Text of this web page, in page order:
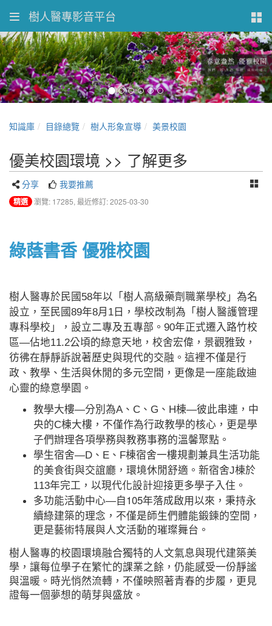
樹人醫專影音平台
知識庫 目錄總覽 樹人形象宣導 美景校園
優美校園環境 >> 了解更多
分享 我要推薦
精選 瀏覽: 17285, 最近修訂: 2025-03-30
綠蔭書香 優雅校園
樹人醫專於民國58年以「樹人高級藥劑職業學校」為名
設立，至民國89年8月1日，學校改制為「樹人醫護管理
專科學校」，設立二專及五專部。 90年正式遷入路竹校
區—佔地11.2公頃的綠意天地，校舍宏偉，景觀雅致，
彷彿在靜靜訴說著歷史與現代的交融。這裡不僅是行
政、教學、生活與休閒的多元空間，更像是一座能啟迪
心靈的綠意學園。
教學大樓—分別為A、C、G、H棟—彼此串連，中
央的C棟大樓，不僅作為行政教學的核心，更是學
子們辦理各項學務與教務事務的溫馨聚點。
學生宿舍—D、E、F棟宿舍一樓規劃兼具生活功能
的美食街與交誼廳，環境休閒舒適。新宿舍J棟於
113年完工，以現代化設計迎接更多學子入住。
多功能活動中心—自105年落成啟用以來，秉持永
續綠建築的理念，不僅是師生們體能鍛鍊的空間，
更是藝術特展與人文活動的璀璨舞台。
樹人醫專的校園環境融合獨特的人文氣息與現代建築美
學，讓每位學子在繁忙的課業之餘，仍能感受一份靜謐
與溫暖。時光悄然流轉，不僅映照著青春的步履，更見
證每一個夢想的萌芽與盛放。